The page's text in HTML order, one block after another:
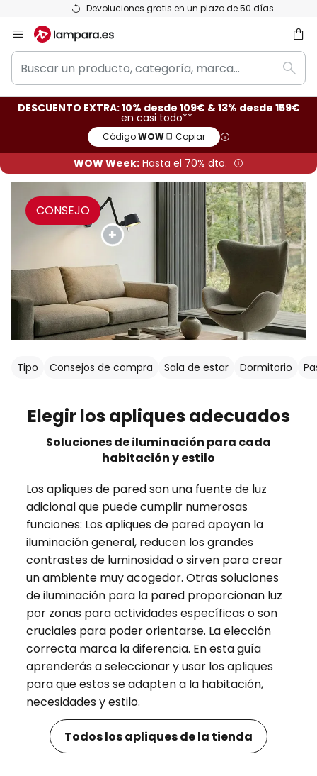
Devoluciones gratis en un plazo de 50 días
al
contenido
Buscar
un
producto,
categoría,
DESCUENTO EXTRA: 10% desde 109€ & 13% desde 159€
en casi todo**
Código:WOW Copiar
WOW Week: Hasta el 70% dto.
CONSEJO
Tipo Consejos de compra Sala de estar Dormitorio
Elegir los apliques adecuados
Soluciones de iluminación para cada
habitación y estilo
Los apliques de pared son una fuente de luz
adicional que puede cumplir numerosas
funciones: Los apliques de pared apoyan la
iluminación general, reducen los grandes
contrastes de luminosidad o sirven para crear
un ambiente muy acogedor. Otras soluciones
de iluminación para la pared proporcionan luz
por zonas para actividades específicas o son
cruciales para poder orientarse. La elección
correcta marca la diferencia. En esta guía
aprenderás a seleccionar y usar los apliques
para que estos se adapten a la habitación,
necesidades y estilo.
Todos los apliques de la tienda